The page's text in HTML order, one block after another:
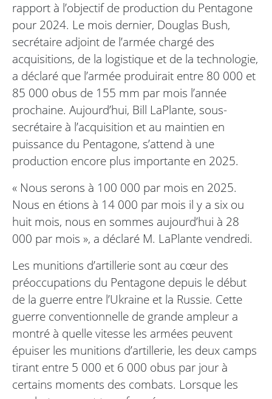
rapport à l’objectif de production du Pentagone
pour 2024. Le mois dernier, Douglas Bush,
secrétaire adjoint de l’armée chargé des
acquisitions, de la logistique et de la technologie,
a déclaré que l’armée produirait entre 80 000 et
85 000 obus de 155 mm par mois l’année
prochaine. Aujourd’hui, Bill LaPlante, sous-
secrétaire à l’acquisition et au maintien en
puissance du Pentagone, s’attend à une
production encore plus importante en 2025.
« Nous serons à 100 000 par mois en 2025.
Nous en étions à 14 000 par mois il y a six ou
huit mois, nous en sommes aujourd’hui à 28
000 par mois », a déclaré M. LaPlante vendredi.
Les munitions d’artillerie sont au cœur des
préoccupations du Pentagone depuis le début
de la guerre entre l’Ukraine et la Russie. Cette
guerre conventionnelle de grande ampleur a
montré à quelle vitesse les armées peuvent
épuiser les munitions d’artillerie, les deux camps
tirant entre 5 000 et 6 000 obus par jour à
certains moments des combats. Lorsque les